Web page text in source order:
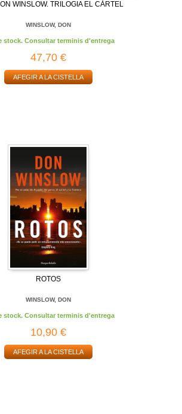
WINSLOW. TRILOGIA EL CÁRTEL
WINSLOW, DON
stock. Consultar terminis d'entrega
47,70 €
AFEGIR A LA CISTELLA
ROTOS
WINSLOW, DON
stock. Consultar terminis d'entrega
10,90 €
AFEGIR A LA CISTELLA